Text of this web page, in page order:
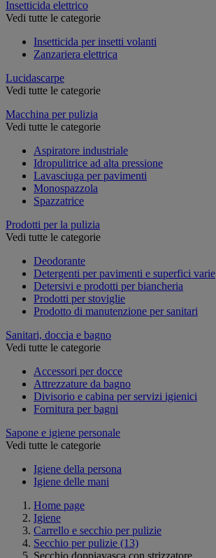
Insetticida elettrico
Vedi tutte le categorie
Insetticida per insetti volanti
Zanzariera elettrica
Lucidascarpe
Vedi tutte le categorie
Macchina per pulizia
Vedi tutte le categorie
Aspiratore industriale
Idropulitrice ad alta pressione
Lavasciuga per pavimenti
Monospazzola
Spazzatrice
Prodotti per la pulizia
Vedi tutte le categorie
Deodorante
Detergenti per pavimenti e superfici varie
Detersivi e prodotti per biancheria
Prodotti per stoviglie
Prodotto di manutenzione per sanitari
Sanitari, doccia e bagno
Vedi tutte le categorie
Accessori per docce
Attrezzature da bagno
Divisorio e cabina per servizi igienici
Fornitura per bagni
Sapone e igiene personale
Vedi tutte le categorie
Igiene della persona
Igiene delle mani
Home page
Igiene
Carrello e secchio per pulizie
Secchio per pulizie (13)
Secchio doppiavasca con strizzatore